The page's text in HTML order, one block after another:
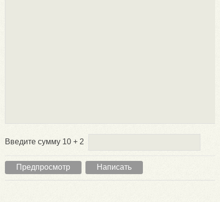
Введите сумму 10 + 2